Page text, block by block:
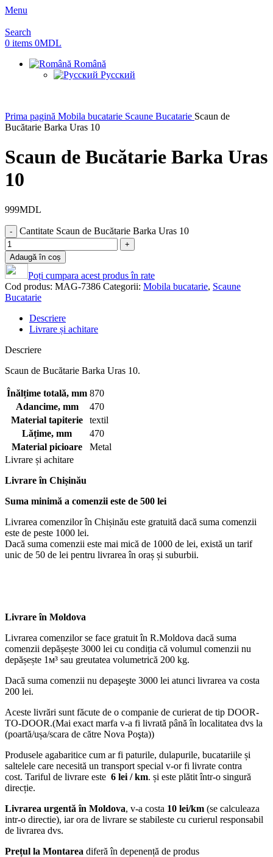
Menu
Search
0 items 0MDL
Română
Русский
Prima pagină Mobila bucatarie Scaune Bucatarie Scaun de
Bucătarie Barka Uras 10
Scaun de Bucătarie Barka Uras
10
999MDL
Cantitate Scaun de Bucătarie Barka Uras 10
Adaugă în coș
Poți cumpara acest produs în rate
Cod produs: MAG-7386 Categorii: Mobila bucatarie, Scaune
Bucatarie
Descriere
Livrare și achitare
Descriere
Scaun de Bucătarie Barka Uras 10.
Înălțime totală, mm 870
Adancime, mm
470
Material tapiterie
textil
Lățime, mm
470
Material picioare
Metal
Livrare și achitare
Livrareîn Chișinău
Suma minimă a comenzii este de 500 lei
Livrarea comenzilor în Chișinău este gratuită dacă suma comenzii
este de peste 1000 lei.
Dacă suma comenzii este mai mică de 1000 de lei, există un tarif
unic de 50 de lei pentru livrarea în oraș și suburbii.
Livrare în Moldova
Livrarea comenzilor se face gratuit în R.Moldova dacă suma
comenzii depășește 3000 lei cu condiția că volumul comenzii nu
depășește 1м³ sau greutatea volumetrică 200 kg.
Dacă suma comenzii nu depaşeşte 3000 lei atunci livrarea va costa
200 lei.
Aceste livrări sunt făcute de o companie de curierat de tip DOOR-
TO-DOOR.(Mai exact marfa v-a fi livrată până în localitatea dvs la
(poartă/ușa/scara de către Nova Poşta))
Produsele agabaritice cum ar fi paturile, dulapurile, bucatariile și
saltelele care necesită un transport special v-or fi livrate contra
cost. Tariful de livrare este 6 lei / km. și este plătit într-o singură
direcție.
Livrarea urgentă în Moldova, v-a costa 10 lei/km (se calculeaza
intr-o directie), iar ora de livrare se stabileste cu curierul responsabil
de livrarea dvs.
Prețul la Montarea diferă în depenență de produs